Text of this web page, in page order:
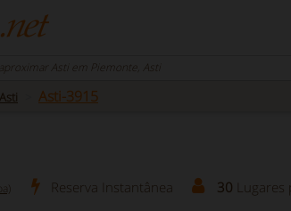
Asti em Piemonte, Asti
Asti Asti-3915
Reserva Instantânea 30 Lugares